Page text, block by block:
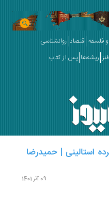
اقتصاد روانشناسی
پس از کتاب
| حمیدرضا